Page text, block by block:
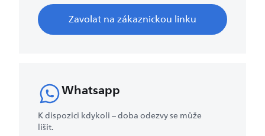
Zavolat na zákaznickou linku
Whatsapp
K dispozici kdykoli – doba odezvy se může
lišit.